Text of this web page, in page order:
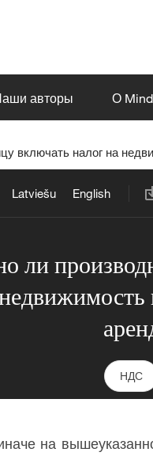
авторы О
включать налог на
Latviešu English
ли
НДС
на